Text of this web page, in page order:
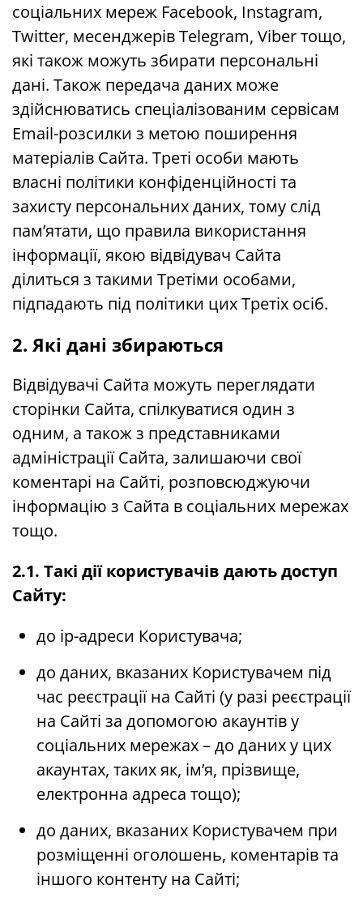
соціальних мереж Facebook, Instagram,
Twitter, месенджерів Telegram, Viber тощо,
які також можуть збирати персональні
дані. Також передача даних може
здійснюватись спеціалізованим сервісам
Еmail-розсилки з метою поширення
матеріалів Сайта. Треті особи мають
власні політики конфіденційності та
захисту персональних даних, тому слід
пам’ятати, що правила використання
інформації, якою відвідувач Сайта
ділиться з такими Третіми особами,
підпадають під політики цих Третіх осіб.
2. Які дані збираються
Відвідувачі Сайта можуть переглядати
сторінки Сайта, спілкуватися один з
одним, а також з представниками
адміністрації Сайта, залишаючи свої
коментарі на Сайті, розповсюджуючи
інформацію з Сайта в соціальних мережах
тощо.
2.1. Такі дії користувачів дають доступ
Сайту:
до ip-адреси Користувача;
до даних, вказаних Користувачем під
час реєстрації на Сайті (у разі реєстрації
на Сайті за допомогою акаунтів у
соціальних мережах – до даних у цих
акаунтах, таких як, ім’я, прізвище,
електронна адреса тощо);
до даних, вказаних Користувачем при
розміщенні оголошень, коментарів та
іншого контенту на Сайті;